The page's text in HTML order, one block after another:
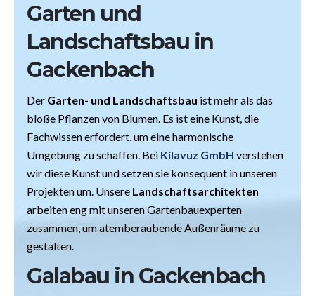
Garten und
Landschaftsbau in
Gackenbach
Der Garten- und Landschaftsbau ist mehr als das
bloße Pflanzen von Blumen. Es ist eine Kunst, die
Fachwissen erfordert, um eine harmonische
Umgebung zu schaffen. Bei Kilavuz GmbH verstehen
wir diese Kunst und setzen sie konsequent in unseren
Projekten um. Unsere Landschaftsarchitekten
arbeiten eng mit unseren Gartenbauexperten
zusammen, um atemberaubende Außenräume zu
gestalten.
Galabau in Gackenbach